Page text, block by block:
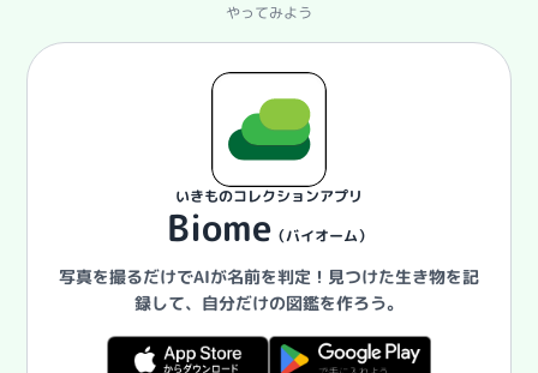
やってみよう
いきものコレクションアプリ
Biome（バイオーム）
写真を撮るだけでAIが名前を判定！ 見つけた生き物を記
録して、自分だけの図鑑を作ろう。